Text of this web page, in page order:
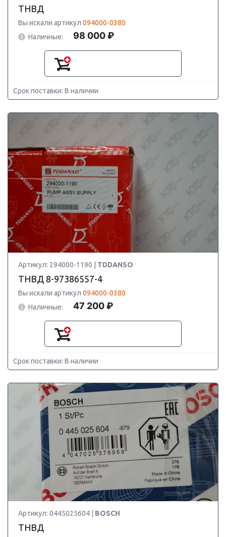
ТНВД
Вы искали артикул 094000-0380
Наличные:
98 000 ₽
Срок поставки: В наличии
Артикул: 294000-1190 | TDDANSO
ТНВД 8-97386557-4
Вы искали артикул 094000-0380
Наличные:
47 200 ₽
Срок поставки: В наличии
Артикул: 0445025604 | BOSCH
ТНВД